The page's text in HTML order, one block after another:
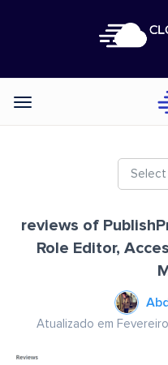
Categories
reviews of
Role Editor,
Atualizado em